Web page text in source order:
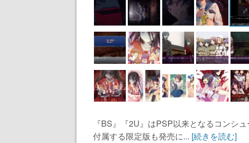
『BS』『2U』はPSP以来となるコンシ
付属する限定版も発売に... [続きを読む]